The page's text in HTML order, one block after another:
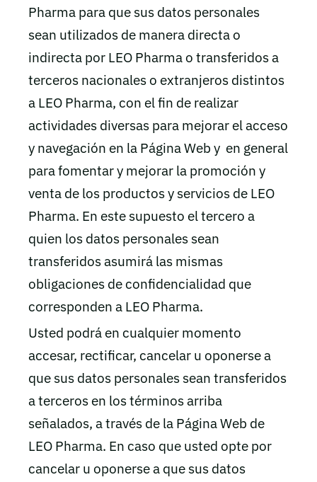
Pharma para que sus datos personales
sean utilizados de manera directa o
indirecta por LEO Pharma o transferidos a
terceros nacionales o extranjeros distintos
a LEO Pharma, con el fin de realizar
actividades diversas para mejorar el acceso
y navegación en la Página Web y en general
para fomentar y mejorar la promoción y
venta de los productos y servicios de LEO
Pharma. En este supuesto el tercero a
quien los datos personales sean
transferidos asumirá las mismas
obligaciones de confidencialidad que
corresponden a LEO Pharma.
Usted podrá en cualquier momento
accesar, rectificar, cancelar u oponerse a
que sus datos personales sean transferidos
a terceros en los términos arriba
señalados, a través de la Página Web de
LEO Pharma. En caso que usted opte por
cancelar u oponerse a que sus datos